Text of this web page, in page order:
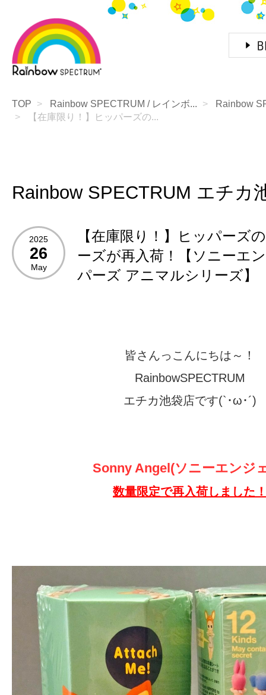
TOP Rainbow SPECTRUM / レインボ...
Rainbow
【在庫限り！】ヒッパーズの...
Rainbow SPECTRUM エチカ
2025
26
May
【在庫限り！】ヒッパーズ
ーズが再入荷！【ソニーエ
パーズ アニマルシリーズ】
皆さんっこんにちは～！
RainbowSPECTRUM
エチカ池袋店です(`･ω･´)
Sonny Angel(ソニーエンジ
数量限定で再入荷しました